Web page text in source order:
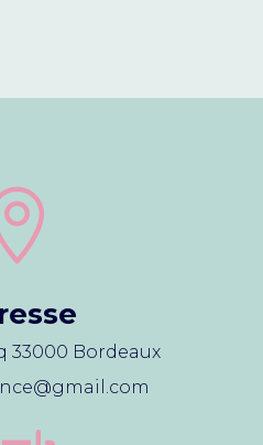
33000 Bordeaux